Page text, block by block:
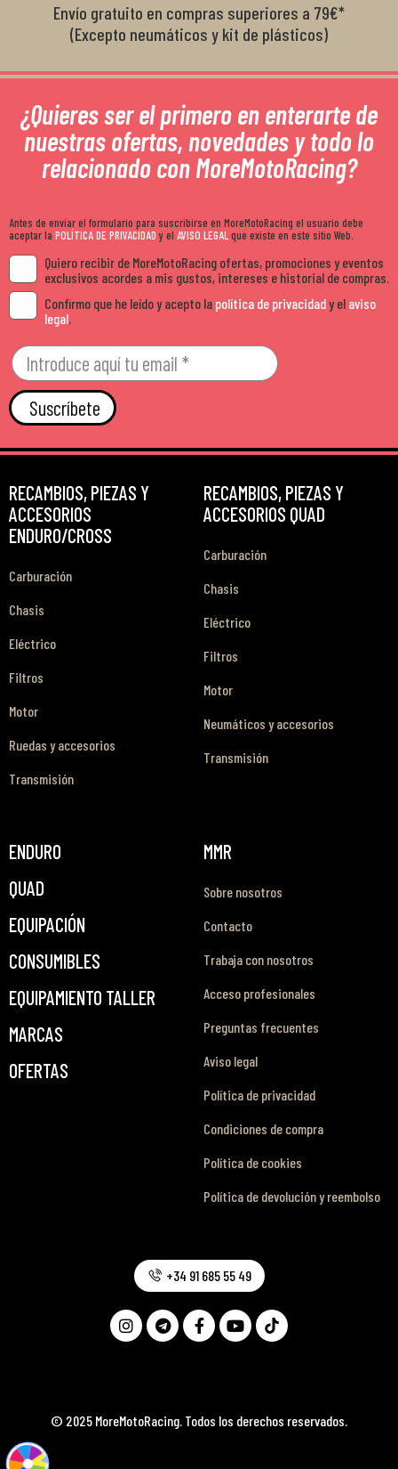
Envío gratuito en compras superiores a 79€*
(Excepto neumáticos y kit de plásticos)
¿Quieres ser el primero en enterarte de
nuestras ofertas, novedades y todo lo
relacionado con MoreMotoRacing?
Antes de enviar el formulario para suscribirse en MoreMotoRacing el usuario debe
aceptar la POLÍTICA DE PRIVACIDADy el AVISO LEGALque existe en este sitio Web.
Quiero recibir de MoreMotoRacing ofertas, promociones y eventos
exclusivos acordes a mis gustos, intereses e historial de compras.
Confirmo que he leído y acepto la política de privacidady el aviso
legal
Suscríbete
RECAMBIOS, PIEZAS Y
ACCESORIOS
ENDURO/CROSS
Carburación
Chasis
Eléctrico
Filtros
Motor
Ruedas y accesorios
Transmisión
RECAMBIOS, PIEZAS Y
ACCESORIOS QUAD
Carburación
Chasis
Eléctrico
Filtros
Motor
Neumáticos y accesorios
Transmisión
ENDURO
QUAD
EQUIPACIÓN
CONSUMIBLES
EQUIPAMIENTO TALLER
MARCAS
OFERTAS
MMR
Sobre nosotros
Contacto
Trabaja con nosotros
Acceso profesionales
Preguntas frecuentes
Aviso legal
Política de privacidad
Condiciones de compra
Política de cookies
Política de devolución y reembolso
© 2025 MoreMotoRacing. Todos los derechos reservados.
+34 91 685 55 49